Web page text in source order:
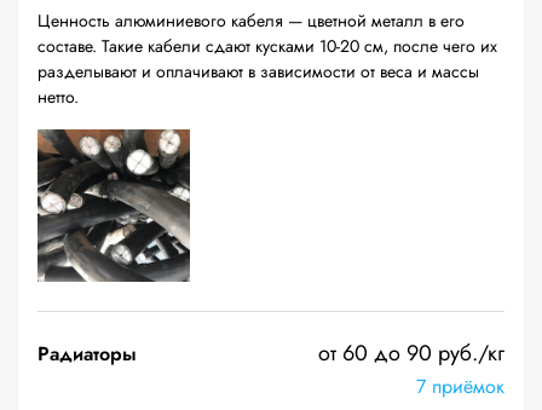
Ценность алюминиевого кабеля — цветной металл в его
составе. Такие кабели сдают кусками 10-20 см, после чего их
разделывают и оплачивают в зависимости от веса и массы
нетто.
Радиаторы от 60 до 90 руб./кг
7 приёмок